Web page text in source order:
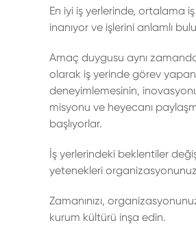
En iyi iş yerlerinde, ortalama
inanıyor ve işlerini anlamlı
Amaç duygusu aynı
olarak iş yerinde görev
deneyimlemesinin,
misyonu ve heyecanı
başlıyorlar.
İş yerlerindeki beklentiler
yetenekleri
Zamanınızı,
kurum kültürü inşa edin.